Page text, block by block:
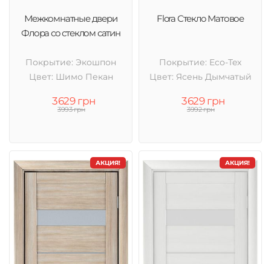
Межкомнатные двери
Флора со стеклом сатин
Покрытие: Экошпон
Цвет: Шимо Пекан
3629 грн
3993 грн
Flora Стекло Матовое
Покрытие: Eco-Tex
Цвет: Ясень Дымчатый
3629 грн
3992 грн
АКЦИЯ! АКЦИЯ!